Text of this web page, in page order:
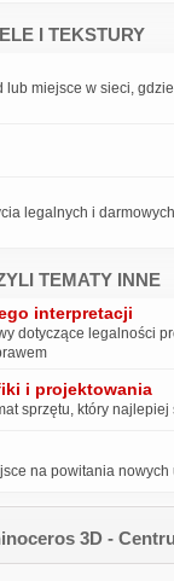
I TEKSTURY
miejsce w sieci,
legalnych i
TEMATY INNE
interpretacji
dotyczące legalności
i projektowania
sprzętu, który
na powitania
3D -